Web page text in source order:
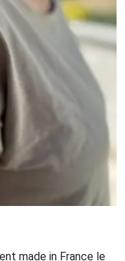
made in France le